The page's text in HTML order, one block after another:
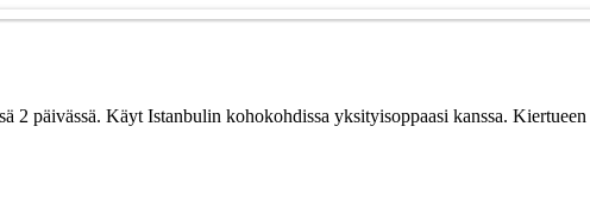
2 päivässä. Käyt Istanbulin kohokohdissa yksityisoppaasi kanssa.